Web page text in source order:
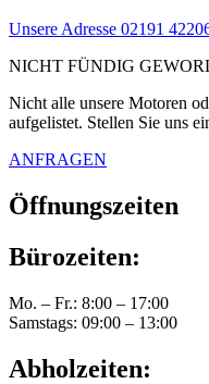
Unsere Adresse 02191
NICHT FÜNDIG
Nicht alle unsere Motoren
aufgelistet. Stellen Sie uns
ANFRAGEN
Öffnungszeiten
Bürozeiten:
Mo. – Fr.: 8:00 – 17:00
Samstags: 09:00 – 13:00
Abholzeiten: